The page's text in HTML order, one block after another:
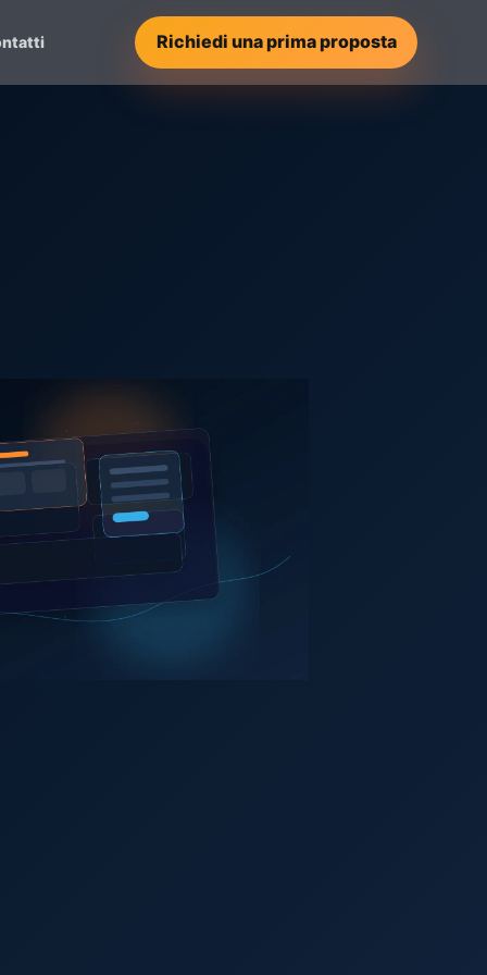
Richiedi una prima proposta